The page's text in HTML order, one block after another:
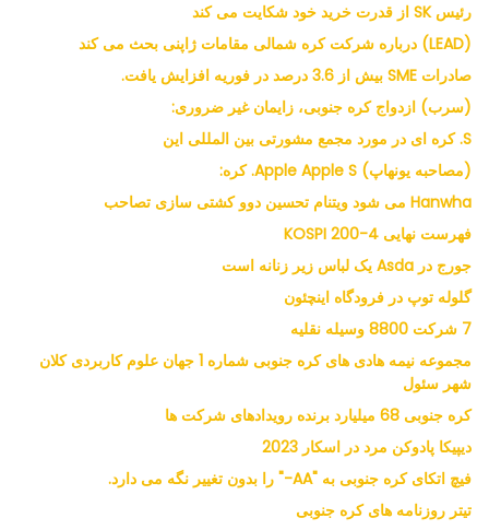
رئیس SK از قدرت خرید خود شکایت می کند
(LEAD) درباره شرکت کره شمالی مقامات ژاپنی بحث می کند
صادرات SME بیش از 3.6 درصد در فوریه افزایش یافت.
(سرب) ازدواج کره جنوبی، زایمان غیر ضروری:
S. کره ای در مورد مجمع مشورتی بین المللی این
(مصاحبه یونهاپ) Apple Apple S. کره:
Hanwha می شود ویتنام تحسین دوو کشتی سازی تصاحب
فهرست نهایی KOSPI 200-4
جورج در Asda یک لباس زیر زنانه است
گلوله توپ در فرودگاه اینچئون
7 شرکت 8800 وسیله نقلیه
مجموعه نیمه هادی های کره جنوبی شماره 1 جهان علوم کاربردی کلان
شهر سئول
کره جنوبی 68 میلیارد برنده رویدادهای شرکت ها
دیپیکا پادوکن مرد در اسکار 2023
فیچ اتکای کره جنوبی به "AA-" را بدون تغییر نگه می دارد.
تیتر روزنامه های کره جنوبی